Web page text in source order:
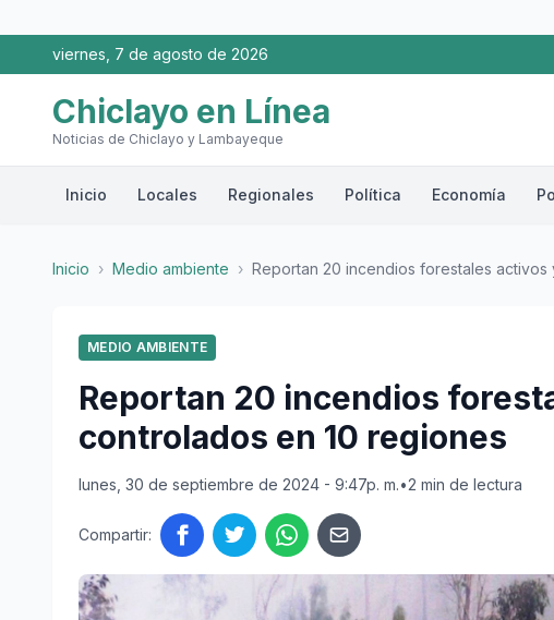
viernes, 7 de agosto de 2026
Chiclayo en Línea
Noticias de Chiclayo y Lambayeque
Inicio Locales Regionales Política Economía
Inicio › Medio ambiente › Reportan 20 incendios forestales activos
MEDIO AMBIENTE
Reportan 20 incendios
controlados en 10 regiones
lunes, 30 de septiembre de 2024 - 9:47p. m.•2 min de lectura
Compartir: